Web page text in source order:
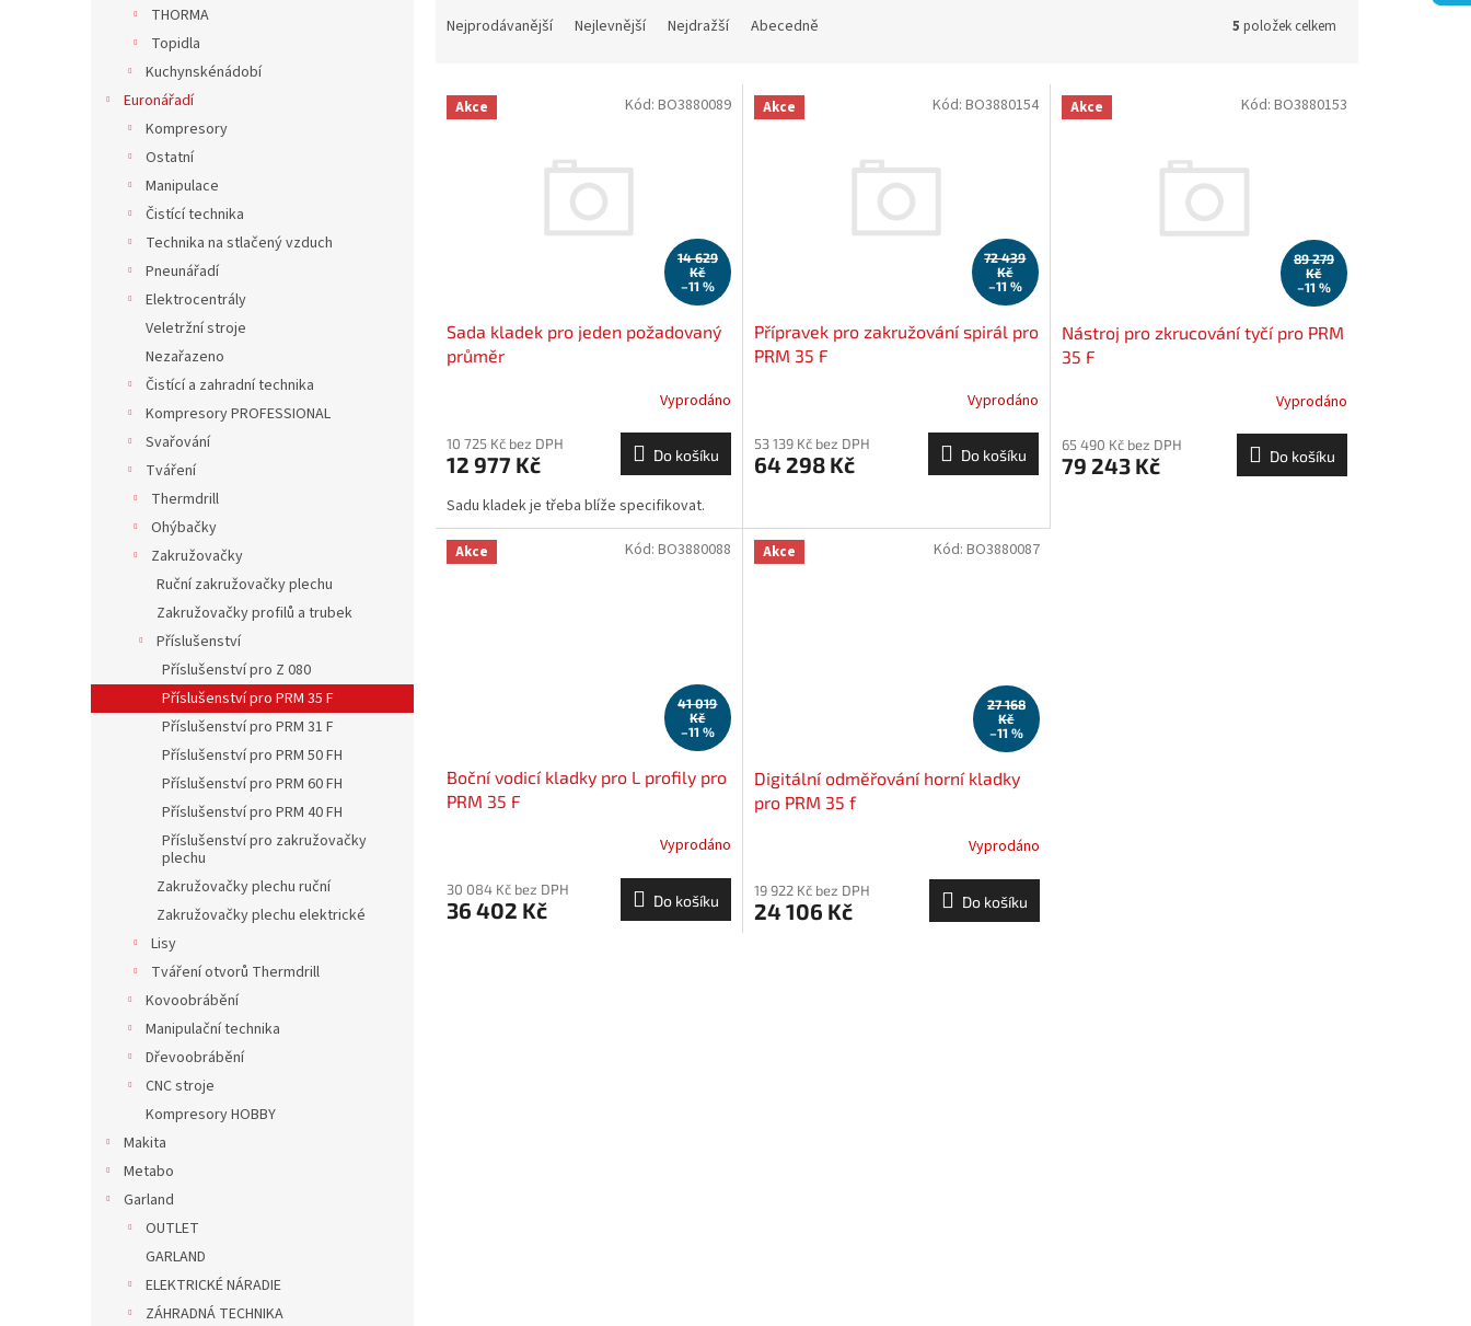
THORMA
Topidla
Kuchynskénádobí
Euronářadí
Kompresory
Ostatní
Manipulace
Čistící technika
Technika na stlačený vzduch
Pneunářadí
Elektrocentrály
Veletržní stroje
Nezařazeno
Čistící a zahradní technika
Kompresory PROFESSIONAL
Svařování
Tváření
Thermdrill
Ohýbačky
Zakružovačky
Ruční zakružovačky plechu
Zakružovačky profilů a trubek
Příslušenství
Příslušenství pro Z 080
Příslušenství pro PRM 35 F
Příslušenství pro PRM 31 F
Příslušenství pro PRM 50 FH
Příslušenství pro PRM 60 FH
Příslušenství pro PRM 40 FH
Příslušenství pro zakružovačky
plechu
Zakružovačky plechu ruční
Zakružovačky plechu elektrické
Lisy
Tváření otvorů Thermdrill
Kovoobrábění
Manipulační technika
Dřevoobrábění
CNC stroje
Kompresory HOBBY
Makita
Metabo
Garland
OUTLET
GARLAND
ELEKTRICKÉ NÁRADIE
ZÁHRADNÁ TECHNIKA
n
Nejprodávanější Nejlevnější Nejdražší Abecedně 5 položek celkem
V Akce
14 629
Kč
–11 %
Sada kladek pro jeden požadovaný
průměr
Vyprodáno
10 725 Kč bez DPH
12 977 Kč Do košíku
Sadu kladek je třeba blíže specifikovat.
Kód: BO3880089 Akce
72 439
Kč
–11 %
Přípravek pro zakružování spirál pro
PRM 35 F
Vyprodáno
53 139 Kč bez DPH
64 298 Kč Do košíku
Kód: BO3880154 Akce
89 279
Kč
–11 %
Nástroj pro zkrucování tyčí pro PRM
35 F
Vyprodáno
65 490 Kč bez DPH
79 243 Kč Do košíku
Kód: BO3880153
Akce
41 019
Kč
–11 %
Boční vodicí kladky pro L profily pro
PRM 35 F
Vyprodáno
30 084 Kč bez DPH
36 402 Kč Do košíku
Kód: BO3880088 Akce
27 168
Kč
–11 %
Digitální odměřování horní kladky
pro PRM 35 f
Vyprodáno
19 922 Kč bez DPH
24 106 Kč Do košíku
Kód: BO3880087